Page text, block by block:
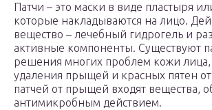
Патчи – это маски в виде пластыря
которые накладываются на лицо.
вещество – лечебный гидрогель и
активные компоненты. Существуют
решения многих проблем кожи лица,
удаления прыщей и красных пятен от
патчей от прыщей входят вещества,
антимикробным действием.